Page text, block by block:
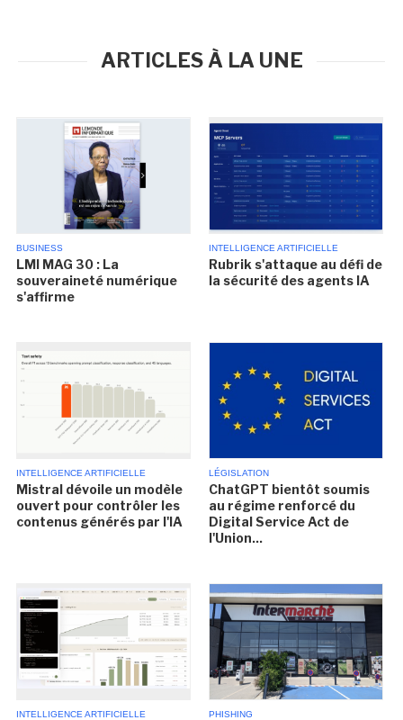
ARTICLES À LA UNE
BUSINESS
LMI MAG 30 : La
souveraineté numérique
s'affirme
INTELLIGENCE ARTIFICIELLE
Rubrik s'attaque au défi de
la sécurité des agents IA
INTELLIGENCE ARTIFICIELLE
Mistral dévoile un modèle
ouvert pour contrôler les
contenus générés par l'IA
LÉGISLATION
ChatGPT bientôt soumis
au régime renforcé du
Digital Service Act de
l'Union...
INTELLIGENCE ARTIFICIELLE PHISHING